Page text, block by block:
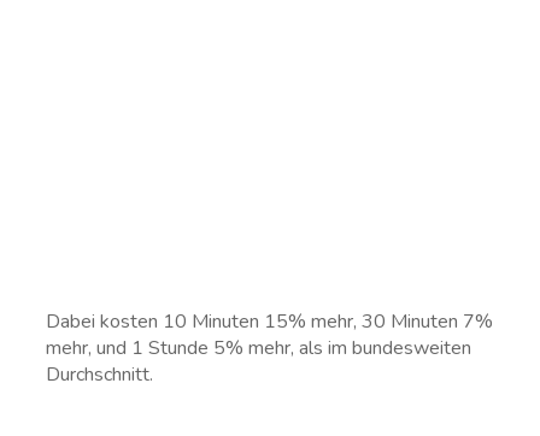
Dabei kosten 10 Minuten 15% mehr, 30 Minuten 7%
mehr, und 1 Stunde 5% mehr, als im bundesweiten
Durchschnitt.